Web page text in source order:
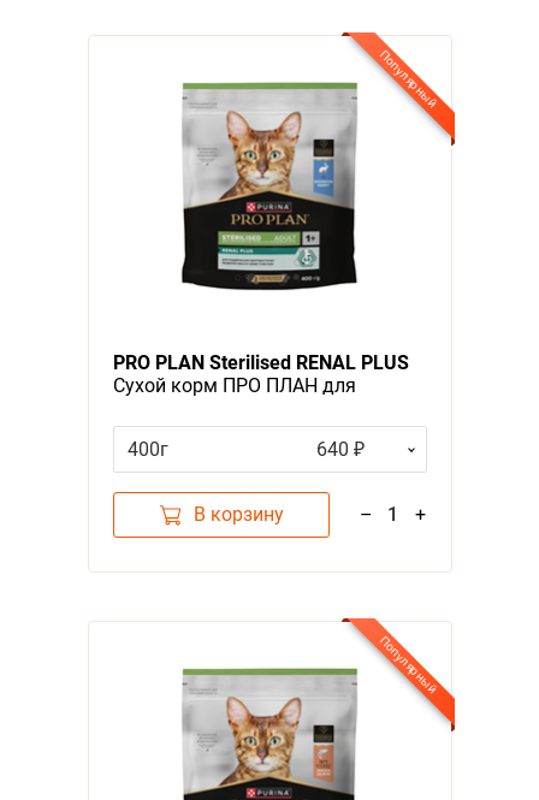
PRO PLAN Sterilised RENAL PLUS
Сухой корм ПРО ПЛАН для
поддержания здоровья почек
после стерилизации с кроликом
400г 640 ₽
В корзину – 1 +
Популярный
Популярный